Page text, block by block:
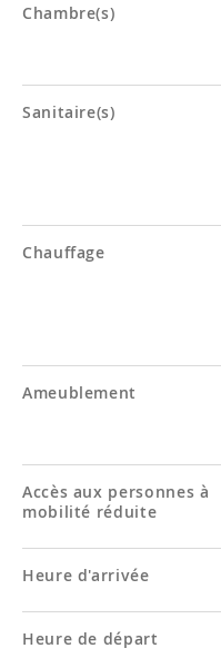
Chambre(s)
Sanitaire(s)
Chauffage
Ameublement
Accès aux personnes à
mobilité réduite
Heure d'arrivée
Heure de départ